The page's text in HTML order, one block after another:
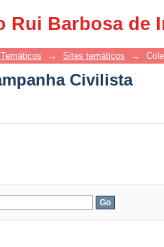
Rui Barbosa de
Civilista
→ Sites temáticos →
Civilista